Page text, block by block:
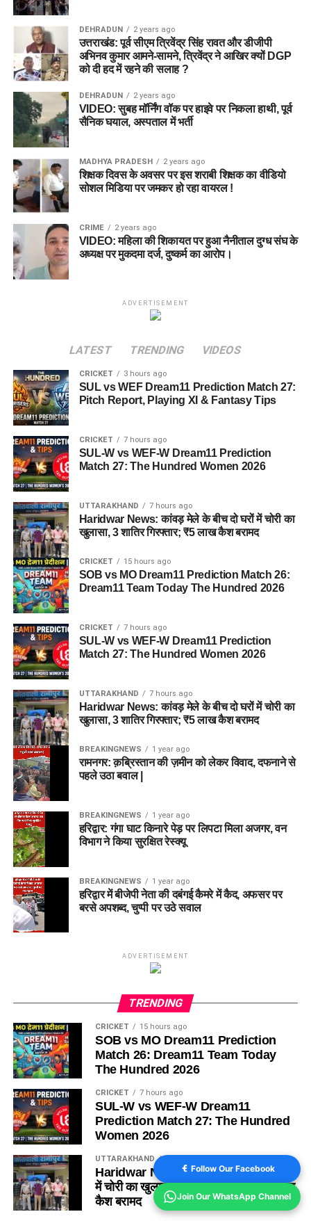
DEHRADUN 2 years ago
उत्तराखंड: पूर्व सीएम त्रिवेंद्र सिंह रावत और डीजीपी
अभिनव कुमार आमने-सामने, त्रिवेंद्र ने आखिर क्यों DGP
को दी हद में रहने की सलाह ?
DEHRADUN 2 years ago
VIDEO: सुबह मॉर्निंग वॉक पर हाइवे पर निकला हाथी, पूर्व
सैनिक घयाल, अस्पताल में भर्ती
MADHYA PRADESH 2 years ago
शिक्षक दिवस के अवसर पर इस शराबी शिक्षक का वीडियो
सोशल मिडिया पर जमकर हो रहा वायरल !
CRIME 2 years ago
VIDEO: महिला की शिकायत पर हुआ नैनीताल दुग्ध संघ के
अध्यक्ष पर मुकदमा दर्ज, दुष्कर्म का आरोप।
ADVERTISEMENT
LATEST TRENDING VIDEOS
CRICKET 3 hours ago
SUL vs WEF Dream11 Prediction Match 27:
Pitch Report, Playing XI & Fantasy Tips
CRICKET 7 hours ago
SUL-W vs WEF-W Dream11 Prediction
Match 27: The Hundred Women 2026
UTTARAKHAND 7 hours ago
Haridwar News: कांवड़ मेले के बीच दो घरों में चोरी का
खुलासा, 3 शातिर गिरफ्तार; ₹5 लाख कैश बरामद
CRICKET 15 hours ago
SOB vs MO Dream11 Prediction Match 26:
Dream11 Team Today The Hundred 2026
CRICKET 7 hours ago
SUL-W vs WEF-W Dream11 Prediction
Match 27: The Hundred Women 2026
UTTARAKHAND 7 hours ago
Haridwar News: कांवड़ मेले के बीच दो घरों में चोरी का
खुलासा, 3 शातिर गिरफ्तार; ₹5 लाख कैश बरामद
BREAKINGNEWS 1 year ago
रामनगर: क़ब्रिस्तान की ज़मीन को लेकर विवाद, दफनाने से
पहले उठा बवाल |
BREAKINGNEWS 1 year ago
हरिद्वार: गंगा घाट किनारे पेड़ पर लिपटा मिला अजगर, वन
विभाग ने किया सुरक्षित रेस्क्यू
BREAKINGNEWS 1 year ago
हरिद्वार में बीजेपी नेता की दबंगई कैमरे में कैद, अफसर पर
बरसे अपशब्द, चुप्पी पर उठे सवाल
ADVERTISEMENT
TRENDING
CRICKET 15 hours ago
SOB vs MO Dream11 Prediction
Match 26: Dream11 Team Today
The Hundred 2026
CRICKET 7 hours ago
SUL-W vs WEF-W Dream11
Prediction Match 27: The Hundred
Women 2026
UTTARAKHAND 7 hours ago
Haridwar News: कांवड़ मेले के बीच दो घरों
में चोरी का खुलासा, 3 शातिर गिरफ्तार; ₹5 लाख
कैश बरामद
Follow Our Facebook
Join Our WhatsApp Channel